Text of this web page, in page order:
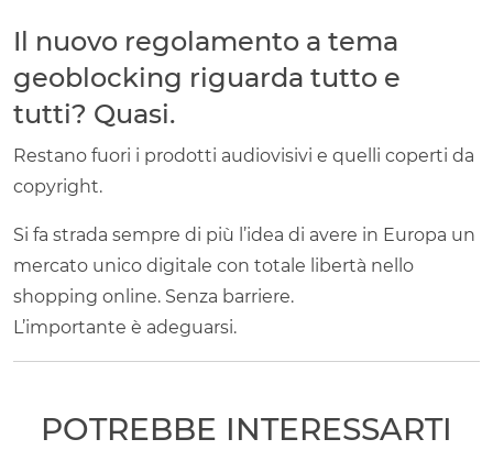
Il nuovo regolamento a tema
geoblocking riguarda tutto e
tutti? Quasi.
Restano fuori i prodotti audiovisivi e quelli coperti da
copyright.
Si fa strada sempre di più l’idea di avere in Europa un
mercato unico digitale con totale libertà nello
shopping online. Senza barriere.
L’importante è adeguarsi.
POTREBBE INTERESSARTI